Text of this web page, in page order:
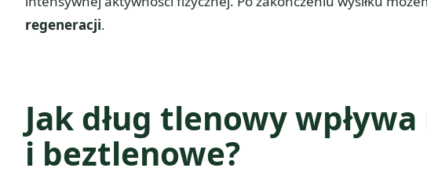
regeneracji.
Jak dług tlenowy
i beztlenowe?